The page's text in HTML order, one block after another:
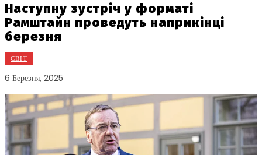
Наступну зустріч у форматі
Рамштайн проведуть наприкінці
березня
СВІТ
6 Березня, 2025